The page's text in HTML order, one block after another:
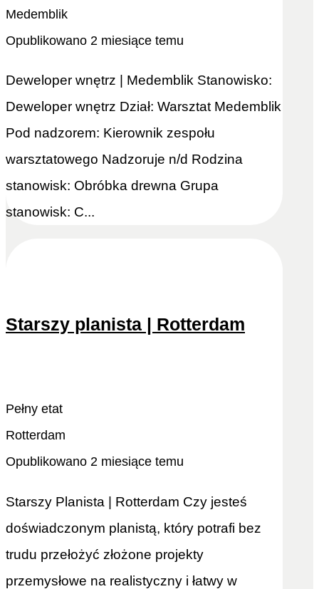
Medemblik
Opublikowano 2 miesiące temu
Deweloper wnętrz | Medemblik Stanowisko:
Deweloper wnętrz Dział: Warsztat Medemblik
Pod nadzorem: Kierownik zespołu
warsztatowego Nadzoruje n/d Rodzina
stanowisk: Obróbka drewna Grupa
stanowisk: C...
Starszy planista | Rotterdam
Pełny etat
Rotterdam
Opublikowano 2 miesiące temu
Starszy Planista | Rotterdam Czy jesteś
doświadczonym planistą, który potrafi bez
trudu przełożyć złożone projekty
przemysłowe na realistyczny i łatwy w